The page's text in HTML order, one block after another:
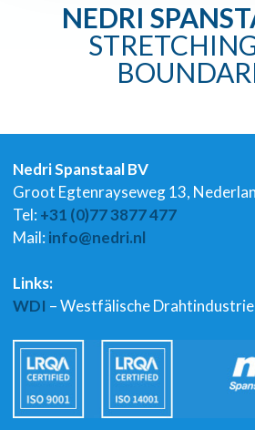
NEDRI
Nedri Spanstaal BV
Groot Egtenrayseweg 13,
Tel: +31 (0)77 3877 477
Mail: info@nedri.nl
Links:
WDI – Westfälische Drahtindustrie